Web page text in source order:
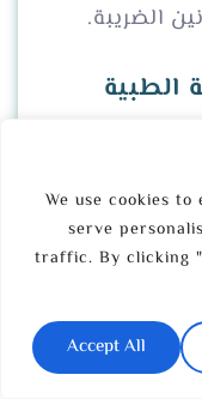
We use cookies
serve
traffic. By clicking
Accept All
الضريبة.
الطبية
والرعاية
على
يتم خصم جزء